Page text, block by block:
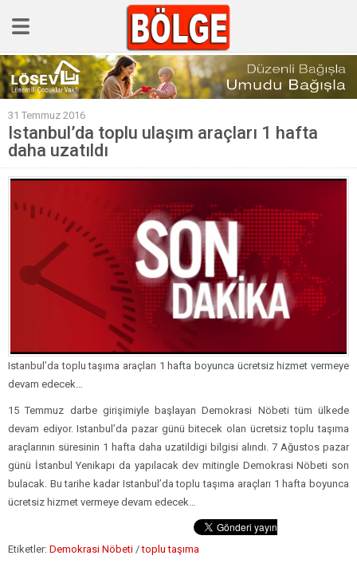
GÜNCEL
POLİTİKA
Polis & Adliye
SPOR
EKONOMİ
Sağlık & Yaşam
Kültür & Sanat
31 Temmuz 2016
Istanbul’da toplu ulaşım araçları 1 hafta
daha uzatıldı
Istanbul’da toplu taşıma araçları 1 hafta boyunca ücretsiz hizmet vermeye
devam edecek…
15 Temmuz darbe girişimiyle başlayan Demokrasi Nöbeti tüm ülkede
devam ediyor. Istanbul’da pazar günü bitecek olan ücretsiz toplu taşıma
araçlarının süresinin 1 hafta daha uzatildigi bilgisi alındı. 7 Ağustos pazar
günü İstanbul Yenikapı da yapılacak dev mitingle Demokrasi Nöbeti son
bulacak. Bu tarihe kadar Istanbul’da toplu taşıma araçları 1 hafta boyunca
ücretsiz hizmet vermeye devam edecek…
Etiketler: Demokrasi Nöbeti /toplu taşıma